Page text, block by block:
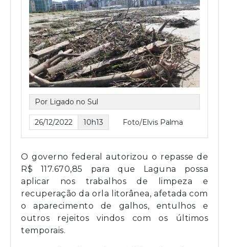
Por Ligado no Sul
26/12/2022 10h13 Foto/Elvis Palma
O governo federal autorizou o repasse de
R$ 117.670,85 para que Laguna possa
aplicar nos trabalhos de limpeza e
recuperação da orla litorânea, afetada com
o aparecimento de galhos, entulhos e
outros rejeitos vindos com os últimos
temporais.